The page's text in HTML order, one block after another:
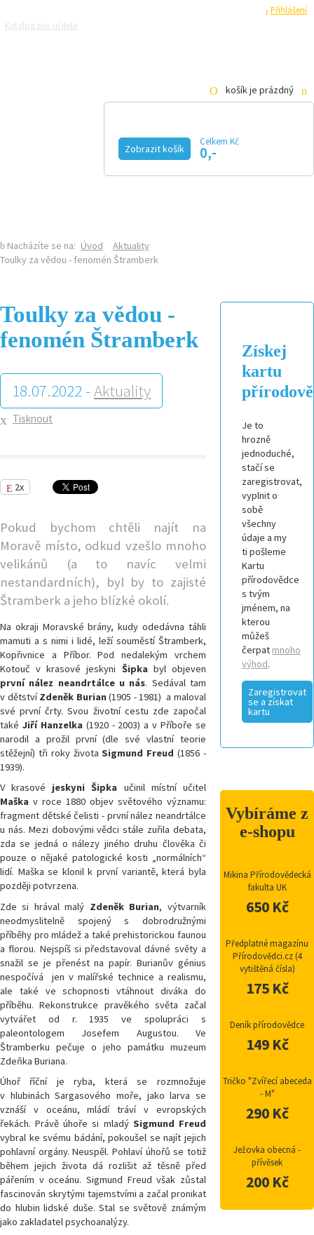
Přihlášení
Katalog pro učitele
košík je prázdný
Zobrazit košík
Celkem Kč
0,-
Nacházíte se na: Úvod
Aktuality
Toulky za vědou - fenomén Štramberk
Toulky za vědou -
fenomén Štramberk
18.07.2022 - Aktuality
Tisknout
2x
Pokud bychom chtěli najít na
Moravě místo, odkud vzešlo mnoho
velikánů (a to navíc velmi
nestandardních), byl by to zajisté
Štramberk a jeho blízké okolí.
Na okraji Moravské brány, kudy odedávna táhli
mamuti a s nimi i lidé, leží souměstí Štramberk,
Kopřivnice a Příbor. Pod nedalekým vrchem
Kotouč v krasové jeskyni Šipkabyl objeven
první nález neandrtálce u nás. Sedával tam
v dětstvíZdeněk Burian(1905 - 1981) a maloval
své první črty. Svou životní cestu zde započal
také Jiří Hanzelka(1920 - 2003) a v Příboře se
narodil a prožil první (dle své vlastní teorie
stěžejní) tři roky životaSigmund Freud (1856 -
1939).
V krasové jeskyni Šipka učinil místní učitel
Maška v roce 1880 objev světového významu:
fragment dětské čelisti - první nález neandrtálce
u nás. Mezi dobovými vědci stále zuřila debata,
zda se jedná o nálezy jiného druhu člověka či
pouze o nějaké patologické kosti „normálních“
lidí. Maška se klonil k první variantě, která byla
později potvrzena.
Zde si hrával malý Zdeněk Burian, výtvarník
neodmyslitelně spojený s dobrodružnými
příběhy pro mládež a taképrehistorickou faunou
a florou. Nejspíš si představoval dávné světy a
snažil se je přenést na papír. Burianův génius
nespočívá jen v malířské technice a realismu,
ale také ve schopnosti vtáhnout diváka do
příběhu. Rekonstrukce pravěkého světa začal
vytvářet od r. 1935 ve spolupráci s
paleontologem Josefem Augustou. Ve
Štramberku pečuje o jeho památku muzeum
Zdeňka Buriana.
Úhoř říční je ryba, která se rozmnožuje
v hlubinách Sargasového moře, jako larva se
vznáší v oceánu, mládí tráví v evropských
řekách. Právě úhoře si mladý Sigmund Freud
vybral ke svému bádání, pokoušel se najít jejich
pohlavní orgány. Neuspěl. Pohlaví úhořů se totiž
během jejich života dá rozlišit až těsně před
pářením v oceánu. Sigmund Freud však zůstal
fascinován skrytými tajemstvími a začal pronikat
do hlubin lidské duše. Stal se světově známým
jako zakladatel psychoanalýzy.
Získej
kartu
Je to
hrozně
jednoduché,
stačí se
zaregistrovat,
vyplnit o
sobě
všechny
údaje a my
ti pošleme
Kartu
přírodovědce
s tvým
jménem, na
kterou
můžeš
čerpat mnoho
výhod.
Zaregistrovat
se a získat
kartu
Vybíráme z
e-shopu
Mikina Přírodovědecká
fakulta UK
650 Kč
Předplatné magazínu
Přírodovědci.cz (4
vytištěná čísla)
175 Kč
Deník přírodovědce
149 Kč
Tričko "Zvířecí abeceda
- M"
290 Kč
Ježovka obecná -
přívěsek
200 Kč